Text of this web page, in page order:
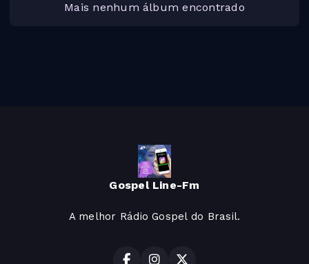
Mais nenhum álbum encontrado
Gospel Line-Fm
A melhor Rádio Gospel do Brasil.